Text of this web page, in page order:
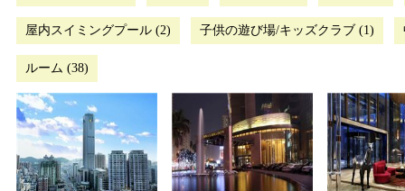
屋内スイミングプール (2) 子供の遊び場/キッズクラブ (1)
ルーム (38)